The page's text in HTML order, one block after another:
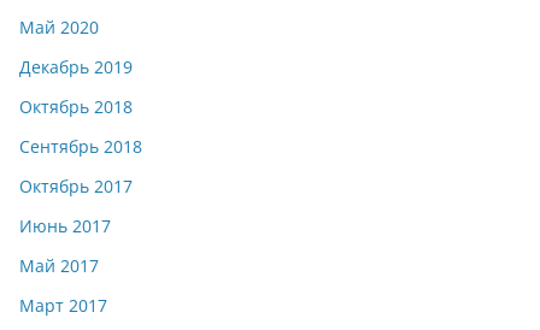
Май 2020
Декабрь 2019
Октябрь 2018
Сентябрь 2018
Октябрь 2017
Июнь 2017
Май 2017
Март 2017